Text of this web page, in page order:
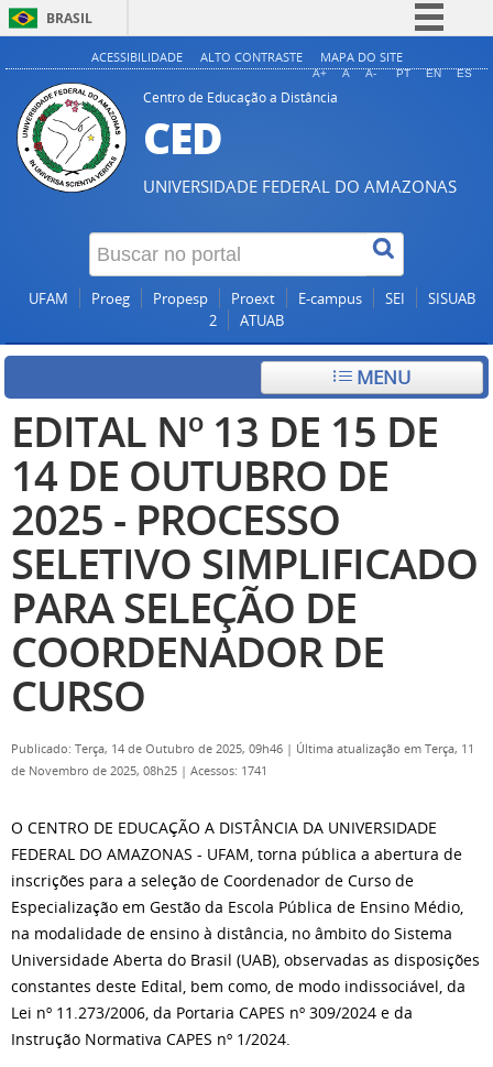
BRASIL
Simplifique!
Comunica BR
Legislação
Canais
ACESSIBILIDADE ALTO CONTRASTE MAPA DO SITE
A+ A A- PT EN ES
Centro de Educação a Distância
CED
UNIVERSIDADE FEDERAL DO AMAZONAS
UFAM Proeg Propesp Proext E-campus SEI
SISUAB
2
ATUAB
MENU
EDITAL Nº 13 DE 15 DE
14 DE OUTUBRO DE
2025 - PROCESSO
SELETIVO SIMPLIFICADO
PARA SELEÇÃO DE
COORDENADOR DE
CURSO
Publicado: Terça, 14 de Outubro de 2025, 09h46 | Última atualização em Terça, 11
de Novembro de 2025, 08h25 | Acessos: 1741
O CENTRO DE EDUCAÇÃO A DISTÂNCIA DA UNIVERSIDADE
FEDERAL DO AMAZONAS - UFAM, torna pública a abertura de
inscrições para a seleção de Coordenador de Curso de
Especialização em Gestão da Escola Pública de Ensino Médio,
na modalidade de ensino à distância, no âmbito do Sistema
Universidade Aberta do Brasil (UAB), observadas as disposições
constantes deste Edital, bem como, de modo indissociável, da
Lei nº 11.273/2006, da Portaria CAPES nº 309/2024 e da
Instrução Normativa CAPES nº 1/2024.